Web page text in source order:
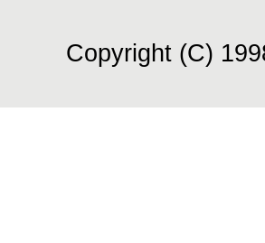
Copyright (C)